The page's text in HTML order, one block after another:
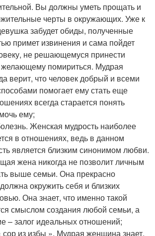
Вы должны уметь прощать и
черты в окружающих. Уже к
забудет обиды, полученные
примет извинения и сама пойдет
не решающемуся принести
желающему помириться. Мудрая
верит, что человек добрый и всеми
помогает ему стать еще
всегда старается понять
ему;
Женская мудрость наиболее
в отношениях, ведь в данном
является близким синонимом любви.
жена никогда не позволит личным
выше семьи. Она прекрасно
окружить себя и близких
Она знает, что именно такой
смыслом создания любой семьи, а
– залог идеальных отношений;
из избы ». Мудрая женщина знает,